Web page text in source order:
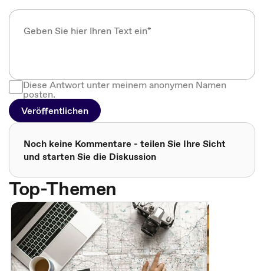
Diese Antwort unter meinem anonymen Namen
posten.
Veröffentlichen
Noch keine Kommentare - teilen Sie Ihre Sicht
und starten Sie die Diskussion
Top-Themen